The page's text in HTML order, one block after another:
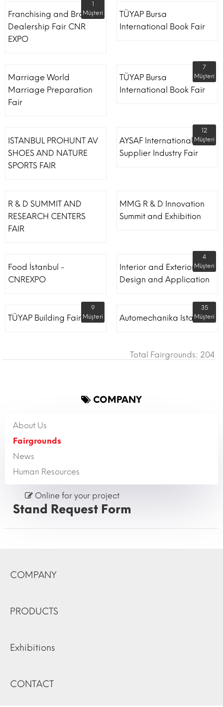
Franchising and Brand
Dealership Fair CNR
EXPO
1
Müşteri
TÜYAP Bursa
International Book Fair
Marriage World
Marriage Preparation
Fair
TÜYAP Bursa
International Book Fair
7
Müşteri
ISTANBUL PROHUNT AV
SHOES AND NATURE
SPORTS FAIR
AYSAF International Shoe
Supplier Industry Fair
12
Müşteri
R & D SUMMIT AND
RESEARCH CENTERS
FAIR
MMG R & D Innovation
Summit and Exhibition
Food İstanbul -
CNREXPO
Interior and Exterior
Design and Application
4
Müşteri
TÜYAP Building Fair
9
Müşteri
Automechanika Istanbul
35
Müşteri
Total Fairgrounds: 204
COMPANY
About Us
Fairgrounds
News
Human Resources
Online for your project
Stand Request Form
COMPANY
PRODUCTS
Exhibitions
CONTACT